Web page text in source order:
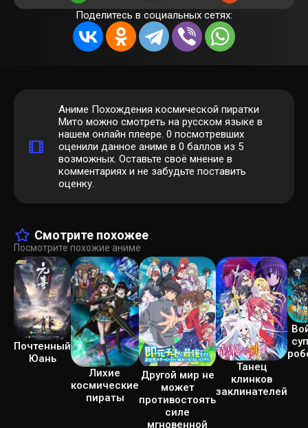
Поделитесь в социальных сетях:
Аниме Похождения космической пиратки
Мито можно смотреть на русском языке в
нашем онлайн плеере. 0 посмотревших
оценили данное аниме в 0 баллов из 5
возможных. Оставьте своё мнение в
комментариях и не забудьте поставить
оценку.
Смотрите похожее
Посмотрите похожие аниме
Почтенный
Юань
Лихие
космические
пираты
Другой мир не
может
противостоять
силе
мгновенной
Танец
клинков
заклинателей